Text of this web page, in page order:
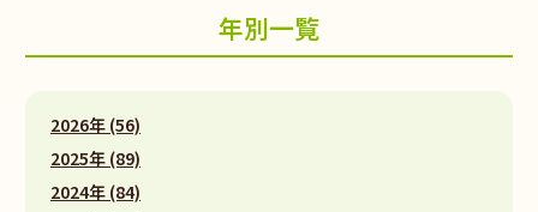
年別一覧
2026年 (56)
2025年 (89)
2024年 (84)